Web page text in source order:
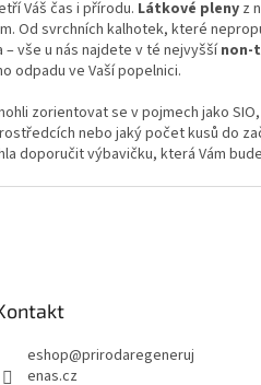
r
v
k
ý
p
i
s
Váš čas i přírodu. Látkové pleny z
Od svrchních kalhotek, které
vše u nás najdete v té nejvyššínon-
odpadu ve Vaší popelnici.
zorientovat se v pojmech jako
nebo jaký počet kusů do
doporučit výbavičku, která Vám
eshop@prirodaregeneruj
enas.cz